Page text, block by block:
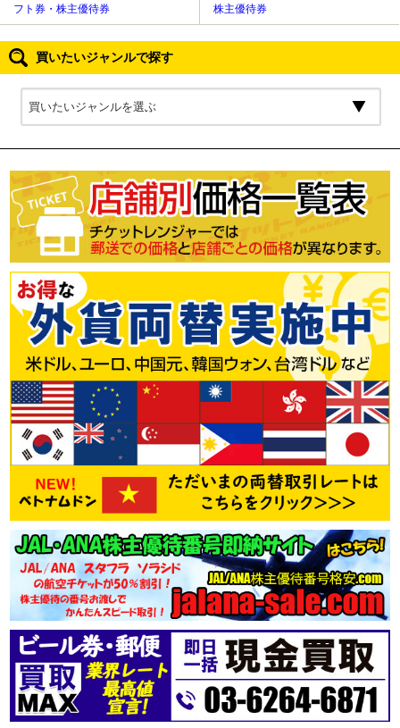
フト券・株主優待券
株主優待券
買いたいジャンルで探す